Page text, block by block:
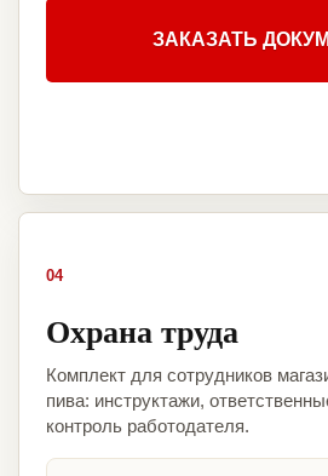
ЗАКАЗАТЬ
04
Охрана труда
Комплект для сотрудников
пива: инструктажи,
контроль работодателя.